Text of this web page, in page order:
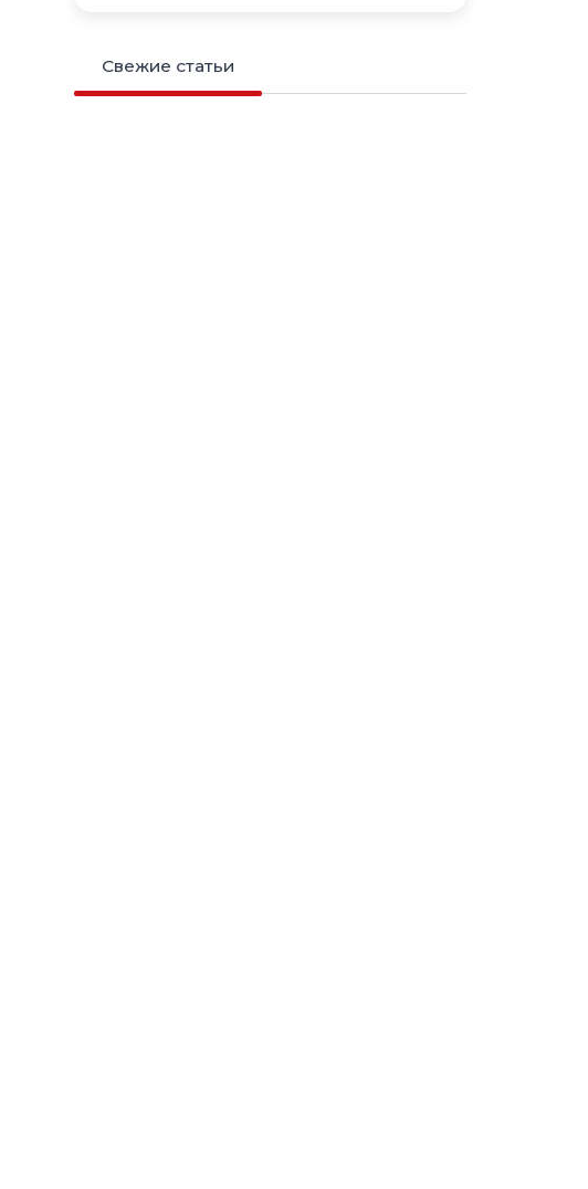
Свежие статьи